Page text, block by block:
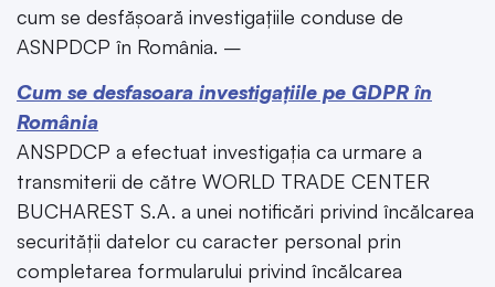
cum se desfășoară investigațiile conduse de
ASNPDCP în România. –
Cum se desfasoara investigațiile pe GDPR în
România
ANSPDCP a efectuat investigația ca urmare a
transmiterii de către WORLD TRADE CENTER
BUCHAREST S.A. a unei notificări privind încălcarea
securității datelor cu caracter personal prin
completarea formularului privind încălcarea